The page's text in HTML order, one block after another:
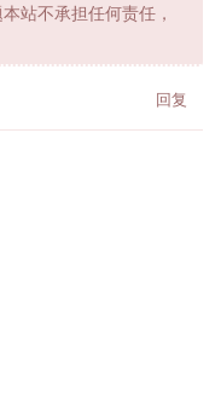
站不承担任何责任，
回复